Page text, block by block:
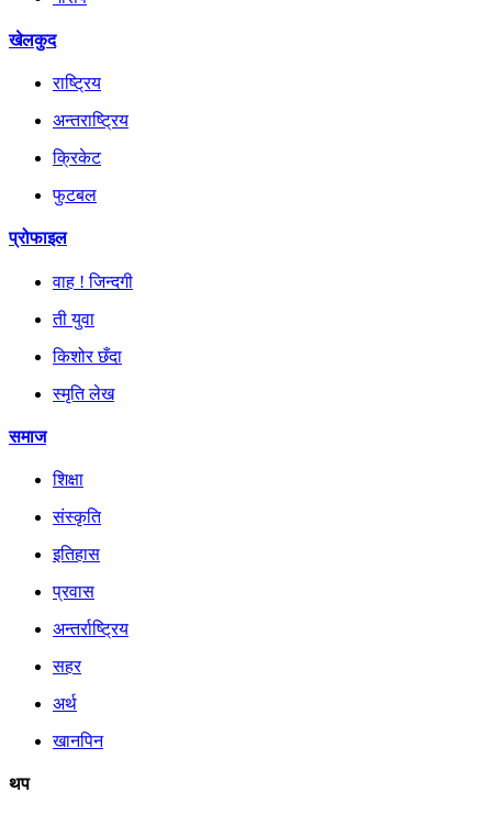
खेलकुद
राष्ट्रिय
अन्तराष्ट्रिय
क्रिकेट
फुटबल
प्रोफाइल
वाह ! जिन्दगी
ती युवा
किशोर छँदा
स्मृति लेख
समाज
शिक्षा
संस्कृति
इतिहास
प्रवास
अन्तर्राष्ट्रिय
सहर
अर्थ
खानपिन
थप